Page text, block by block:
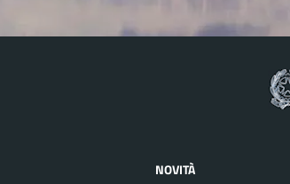
NOVITÀ